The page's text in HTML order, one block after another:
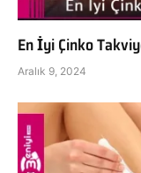
En İyi Çinko
Aralık 9, 2024